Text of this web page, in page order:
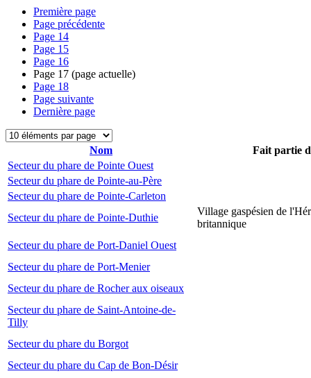
Première page
Page précédente
Page 14
Page 15
Page 16
Page 17 (page actuelle)
Page 18
Page suivante
Dernière page
Nom
Fait partie
Secteur du phare de Pointe Ouest
Secteur du phare de Pointe-au-Père
Secteur du phare de Pointe-Carleton
Secteur du phare de Pointe-Duthie
Village gaspésien de
britannique
Secteur du phare de Port-Daniel Ouest
Secteur du phare de Port-Menier
Secteur du phare de Rocher aux oiseaux
Secteur du phare de Saint-Antoine-de-
Tilly
Secteur du phare du Borgot
Secteur du phare du Cap de Bon-Désir